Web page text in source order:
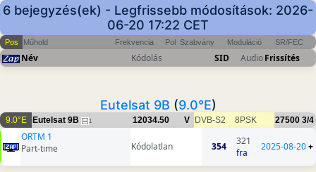
6 bejegyzés(ek) - Legfrissebb módosítások: 2026-
06-20 17:22 CET
Pos Műhold Frekvencia Pol Szabvány Moduláció SR/FEC
Név Kódolás SID AudioFrissítés
Eutelsat 9B (9.0°E)
9.0°E Eutelsat 9B 1 12034.50 V DVB-S2 8PSK 27500 3/4
ORTM 1
Part-time
Kódolatlan 354
321
fra
2025-08-20+